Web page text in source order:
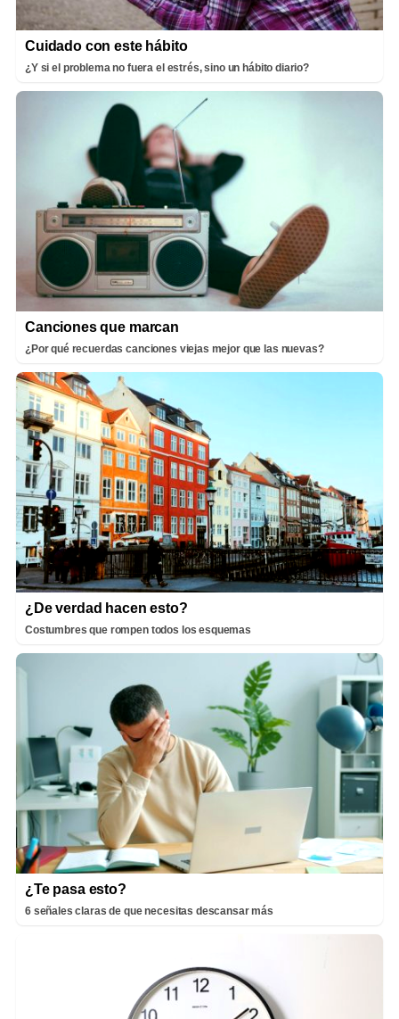
Cuidado con este hábito
¿Y si el problema no fuera el estrés, sino un hábito diario?
Canciones que marcan
¿Por qué recuerdas canciones viejas mejor que las nuevas?
¿De verdad hacen esto?
Costumbres que rompen todos los esquemas
¿Te pasa esto?
6 señales claras de que necesitas descansar más